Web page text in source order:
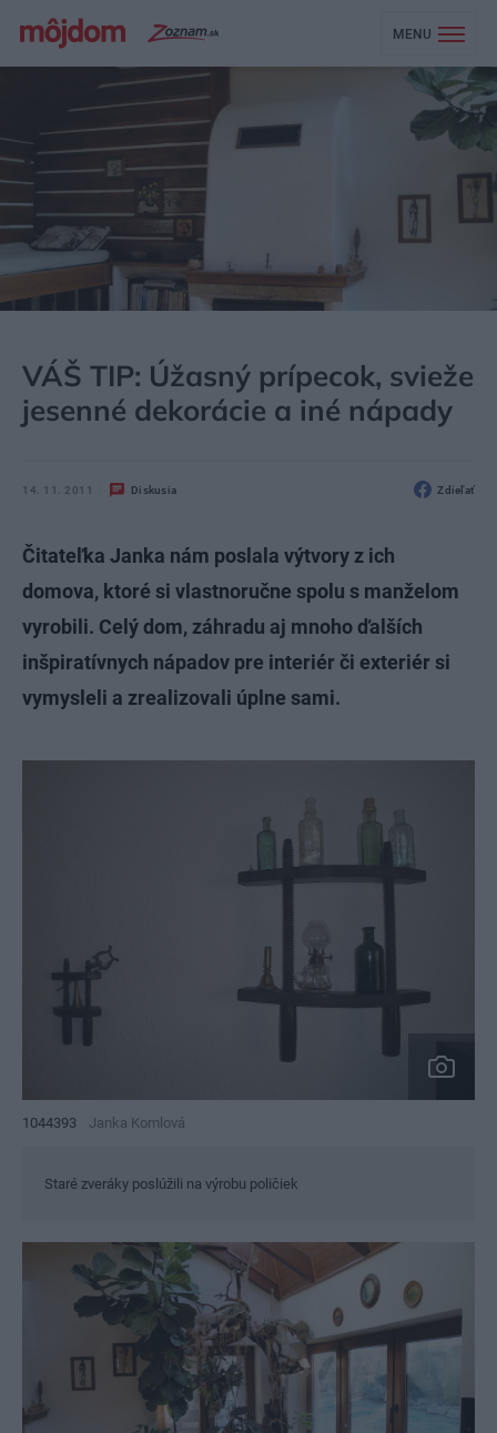
MENU
VÁŠ TIP: Úžasný prípecok, svieže
jesenné dekorácie a iné nápady
14. 11. 2011 Diskusia Zdieľať
Čitateľka Janka nám poslala výtvory z ich
domova, ktoré si vlastnoručne spolu s manželom
vyrobili. Celý dom, záhradu aj mnoho ďalších
inšpiratívnych nápadov pre interiér či exteriér si
vymysleli a zrealizovali úplne sami.
1044393 Janka Komlová
Staré zveráky poslúžili na výrobu poličiek